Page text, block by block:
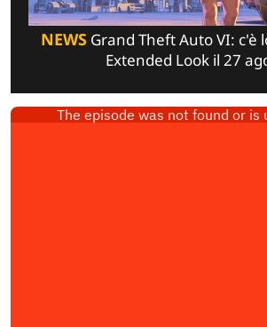
NEWS Grand Theft Auto VI: c'è
Extended Look il 27